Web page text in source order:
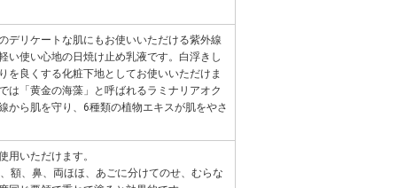
デリケートな肌にもお使いいただける紫外線
い使い心地の日焼け止め乳液です。白浮きし
を良くする化粧下地としてお使いいただけま
「黄金の海藻」と呼ばれるラミナリアオク
から肌を守り、6種類の植物エキスが肌をやさ
いただけます。
額、鼻、両ほほ、あごに分けてのせ、むらな